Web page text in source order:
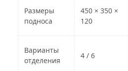
Размеры
подноса
450 × 350 ×
120
Варианты
отделения
4 / 6